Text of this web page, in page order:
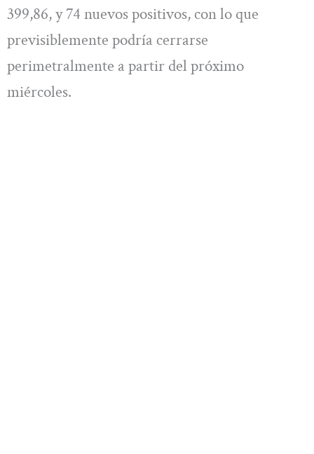
399,86, y 74 nuevos positivos, con lo que
previsiblemente podría cerrarse
perimetralmente a partir del próximo
miércoles.